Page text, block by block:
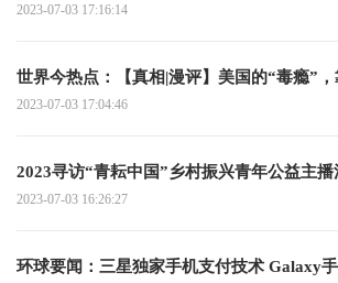
2023-07-03 17:16:14
世界今热点：【真相|漫评】美国的“毒瘾”
2023-07-03 17:04:46
2023寻访“青耘中国”乡村振兴青年公益主
2023-07-03 16:26:27
环球要闻：三星独家手机支付技术 Galaxy